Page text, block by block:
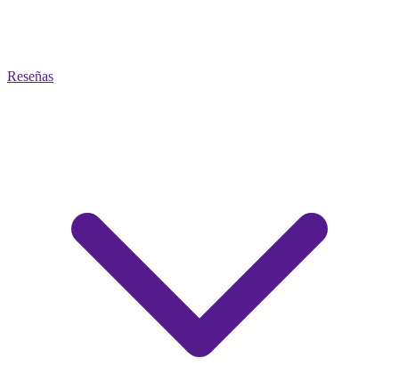
Reseñas